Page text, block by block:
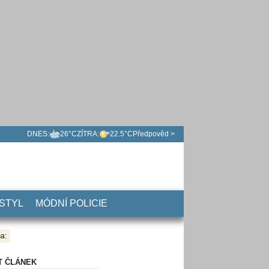
DNES: 26°CZÍTRA: 22.5°C Předpověd >
MÓDNÍ POLICIE
ČLÁNEK